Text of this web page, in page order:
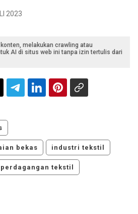
2023
melakukan crawling atau
AI di situs web ini tanpa izin tertulis dari
bekas industri tekstil
perdagangan tekstil